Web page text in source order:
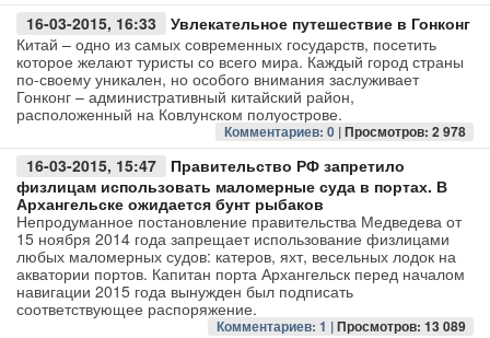
Медиа
Авто
Спорт
Контакты
16-03-2015, 16:33
Увлекательное путешествие в Гонконг
Китай – одно из самых современных государств, посетить
которое желают туристы со всего мира. Каждый город страны
по-своему уникален, но особого внимания заслуживает
Гонконг – административный китайский район,
расположенный на Ковлунском полуострове.
Комментариев: 0 |Просмотров: 2 978
16-03-2015, 15:47
Правительство РФ запретило
физлицам использовать маломерные суда в портах. В
Архангельске ожидается бунт рыбаков
Непродуманное постановление правительства Медведева от
15 ноября 2014 года запрещает использование физлицами
любых маломерных судов: катеров, яхт, весельных лодок на
акватории портов. Капитан порта Архангельск перед началом
навигации 2015 года вынужден был подписать
соответствующее распоряжение.
Комментариев: 1 |Просмотров: 13 089